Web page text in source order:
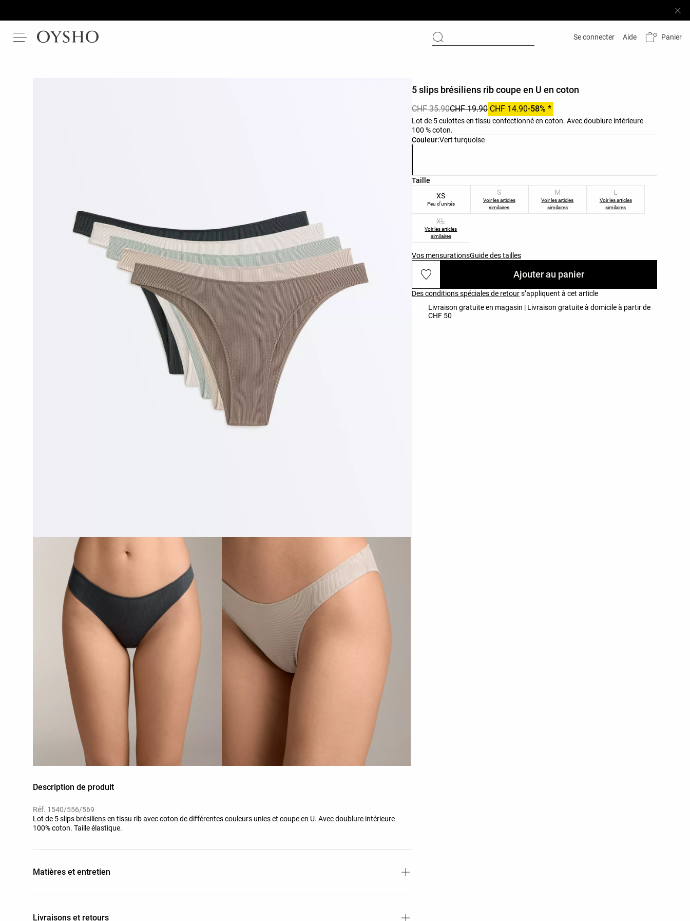
Se connecter Aide Panier
Description de produit
Réf. 1540/556/569
Lot de 5 slips brésiliens en tissu rib avec coton de différentes couleurs unies et coupe en U. Avec doublure intérieure
100% coton. Taille élastique.
Matières et entretien
Livraisons et retours
Couleur:Vert turquoise
Liste des couleurs du produit
5 slips brésiliens rib coupe en U en coton
CHF 35.90CHF 19.90 CHF 14.90-58% *
Lot de 5 culottes en tissu confectionné en coton. Avec doublure intérieure
100 % coton.
Taille
Liste des tailles du produit
XS
Peu d'unités
S
Voir les articles
similaires
M
Voir les articles
similaires
L
Voir les articles
similaires
XL
Voir les articles
similaires
Vos mensurationsGuide des tailles
Ajouter au panier
Des conditions spéciales de retours’appliquent à cet article
Livraison gratuite en magasin | Livraison gratuite à domicile à partir de
CHF 50